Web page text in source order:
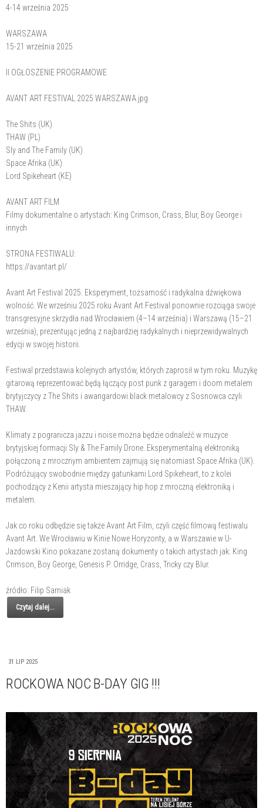
4-14 września 2025
WARSZAWA
15-21 września 2025
II OGŁOSZENIE PROGRAMOWE
AVANT ART FESTIVAL 2025 WARSZAWA.jpg
The Shits (UK)
THAW (PL)
Sly and The Family (UK)
Space Afrika (UK)
Lord Spikeheart (KE)
AVANT ART FILM
Filmy dokumentalne o artystach: King Crimson, Crass, Blur, Boy George i
innych
STRONA FESTIWALU:
https://avantart.pl/
Avant Art Festival 2025: Eksperyment, tożsamość i radykalna dźwiękowa
wolność. We wrześniu 2025 roku Avant Art Festival ponownie rozciąga swoje
transgresyjne skrzydła nad Wrocławiem (4–14 września) i Warszawą (15–21
września), prezentując jedną z najbardziej radykalnych i nieprzewidywalnych
edycji w swojej historii.
Festiwal przedstawia kolejnych artystów, których zaprosił w tym roku. Muzykę
gitarową reprezentować będą łączący post punk z garagem i doom metalem
brytyjczycy z The Shits i awangardowi black metalowcy z Sosnowca czyli
THAW.
Klimaty z pogranicza jazzu i noise można będzie odnaleźć w muzyce
brytyjskiej formacji Sly & The Family Drone. Eksperymentalną elektroniką
połączoną z mrocznym ambientem zajmują się natomiast Space Afrika (UK).
Podróżujący swobodnie między gatunkami Lord Spikeheart, to z kolei
pochodzący z Kenii artysta mieszający hip hop z mroczną elektroniką i
metalem.
Jak co roku odbędzie się także Avant Art Film, czyli część filmową festiwalu
Avant Art. We Wrocławiu w Kinie Nowe Horyzonty, a w Warszawie w U-
Jazdowski Kino pokazane zostaną dokumenty o takich artystach jak: King
Crimson, Boy George, Genesis P. Orridge, Crass, Tricky czy Blur.
źródło: Filip Sarniak
Czytaj dalej...
31 LIP 2025
ROCKOWA NOC B-DAY GIG !!!